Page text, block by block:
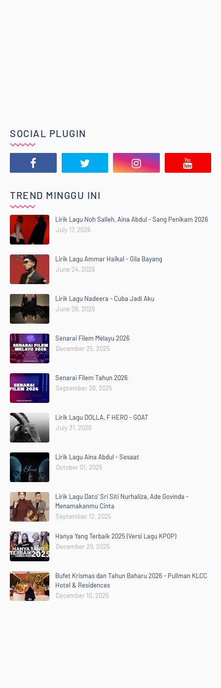
SOCIAL PLUGIN
TREND MINGGU INI
Lirik Lagu Noh Salleh, Aina Abdul - Sang Penikam 2026
July 17, 2026
Lirik Lagu Ammar Haikal - Gila Bayang
June 24, 2026
Lirik Lagu Nadeera - Cuba Jadi Aku
June 26, 2026
Senarai Filem Melayu 2026
December 25, 2025
Senarai Filem Tahun 2026
September 26, 2025
Lirik Lagu DOLLA, F HERO - GOAT
July 31, 2026
Lirik Lagu Aina Abdul - Sesaat
October 01, 2025
Lirik Lagu Dato' Sri Siti Nurhaliza, Ade Govinda -
Menamakanmu Cinta
September 12, 2025
Hanya Yang Terbaik 2025 (Versi Lagu KPOP)
December 29, 2025
Bufet Krismas dan Tahun Baharu 2026 - Pullman KLCC
Hotel & Residences
December 10, 2025